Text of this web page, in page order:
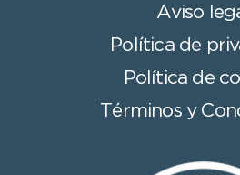
Aviso
Política de
Política de
Términos y